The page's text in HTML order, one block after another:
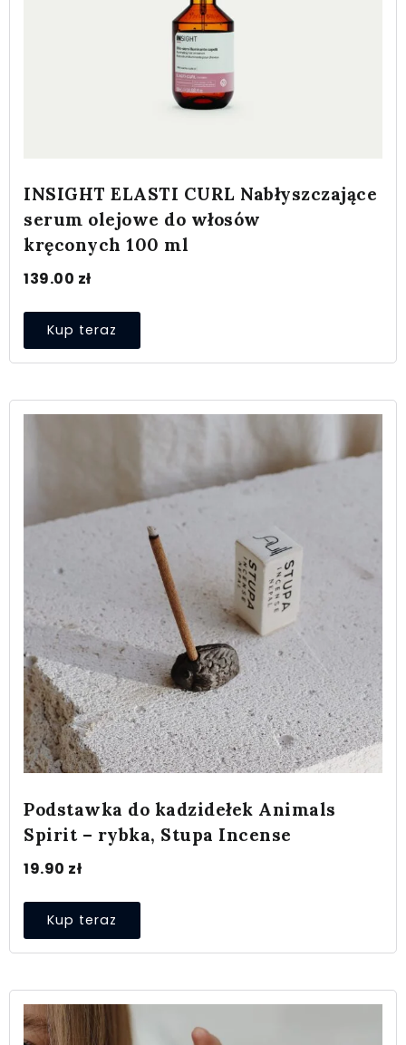
INSIGHT ELASTI CURL Nabłyszczające
serum olejowe do włosów
kręconych 100 ml
139.00 zł
Kup teraz
Podstawka do kadzidełek Animals
Spirit – rybka, Stupa Incense
19.90 zł
Kup teraz